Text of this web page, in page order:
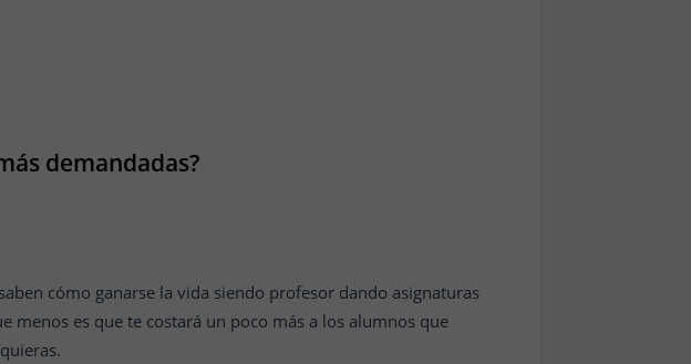
demandadas?
cómo ganarse la vida siendo profesor dando asignaturas
menos es que te costará un poco más a los alumnos que